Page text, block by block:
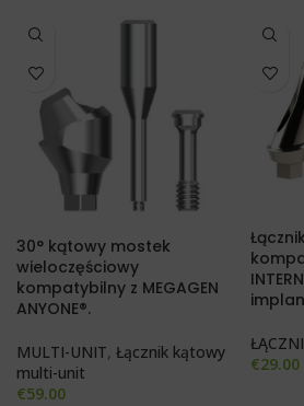
30° kątowy mostek
wieloczęściowy
kompatybilny z MEGAGEN
ANYONE®.
MULTI-UNIT, Łącznik kątowy
multi-unit
€59.00
€29.00